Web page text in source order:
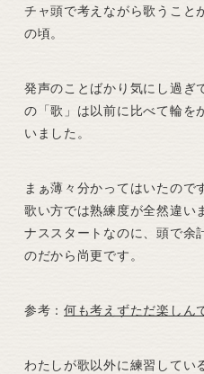
チャ頭で考えながら歌うこと
の頃。
発声のことばかり気にし過ぎ
の「歌」は以前に比べて輪を
いました。
まぁ薄々分かってはいたの
歌い方では熟練度が全然違い
ナススタートなのに、頭で余
のだから尚更です。
参考：何も考えずただ楽しん
わたしが歌以外に練習してい